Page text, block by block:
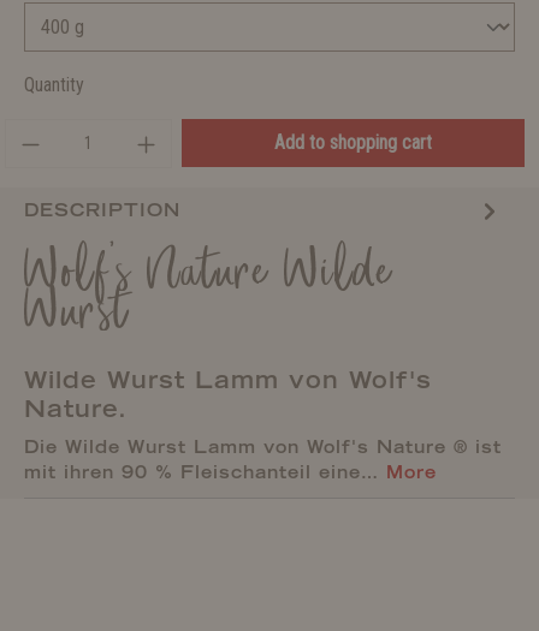
Quantity
Add to shopping cart
DESCRIPTION
Wolf's Nature Wilde
Wurst
Wilde Wurst Lamm von Wolf's
Nature.
Die Wilde Wurst Lamm von Wolf's Nature ® ist
mit ihren 90 % Fleischanteil eine… More